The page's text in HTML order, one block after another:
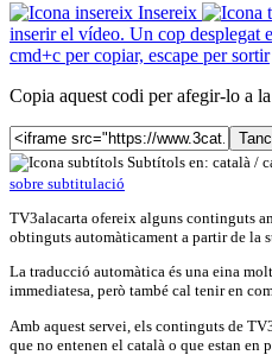
Insereix
inserir el vídeo. Un cop desplegat
cmd+c per copiar, escape per sortir
Copia aquest codi per afegir-lo a
Subtítols en: català /
sobre subtitulació
TV3alacarta ofereix alguns continguts
obtinguts automàticament a partir de la
La traducció automàtica és una eina
immediatesa, però també cal tenir en
Amb aquest servei, els continguts de
que no entenen el català o que estan en